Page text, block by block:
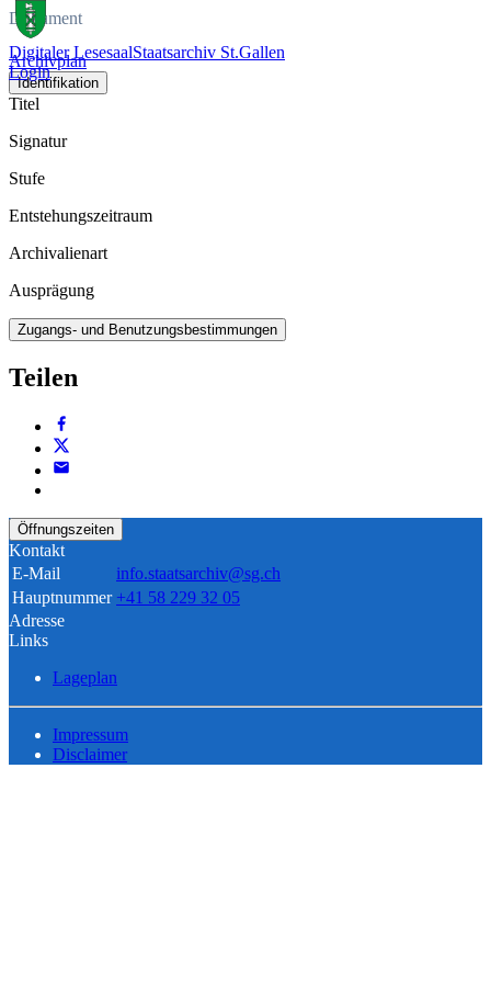
Digitaler LesesaalStaatsarchiv St.Gallen
Login
Dokument
Archivplan
Identifikation
Titel
Signatur
Stufe
Entstehungszeitraum
Archivalienart
Ausprägung
Zugangs- und Benutzungsbestimmungen
Teilen
Öffnungszeiten
Kontakt
E-Mail
info.staatsarchiv@sg.ch
Hauptnummer +41 58 229 32 05
Adresse
Links
Lageplan
Impressum
Disclaimer